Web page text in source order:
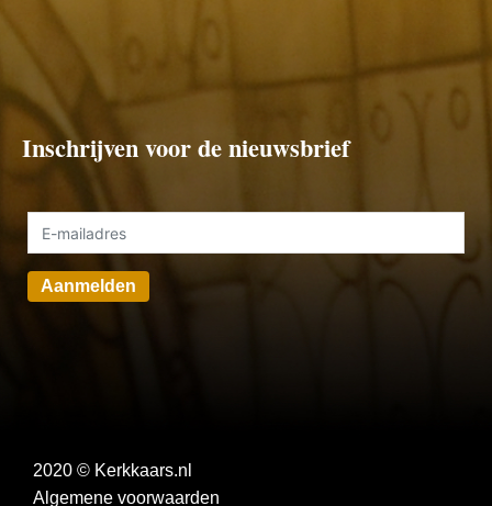
Inschrijven voor de nieuwsbrief
Aanmelden
2020 © Kerkkaars.nl
Algemene voorwaarden